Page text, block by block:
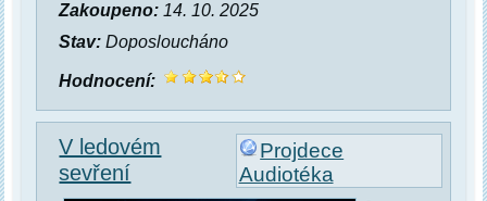
Zakoupeno: 14. 10. 2025
Stav: Doposloucháno
Hodnocení:
Projdece
Audiotéka
V ledovém
sevření